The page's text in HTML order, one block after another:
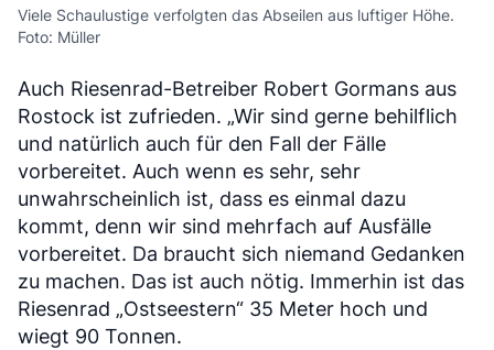
Viele Schaulustige verfolgten das Abseilen aus luftiger Höhe.
Foto: Müller
Auch Riesenrad-Betreiber Robert Gormans aus
Rostock ist zufrieden. „Wir sind gerne behilflich
und natürlich auch für den Fall der Fälle
vorbereitet. Auch wenn es sehr, sehr
unwahrscheinlich ist, dass es einmal dazu
kommt, denn wir sind mehrfach auf Ausfälle
vorbereitet. Da braucht sich niemand Gedanken
zu machen. Das ist auch nötig. Immerhin ist das
Riesenrad „Ostseestern“ 35 Meter hoch und
wiegt 90 Tonnen.